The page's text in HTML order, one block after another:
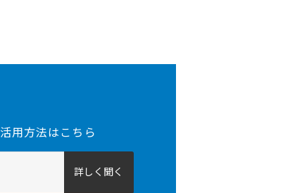
活用方法はこちら
詳しく聞く